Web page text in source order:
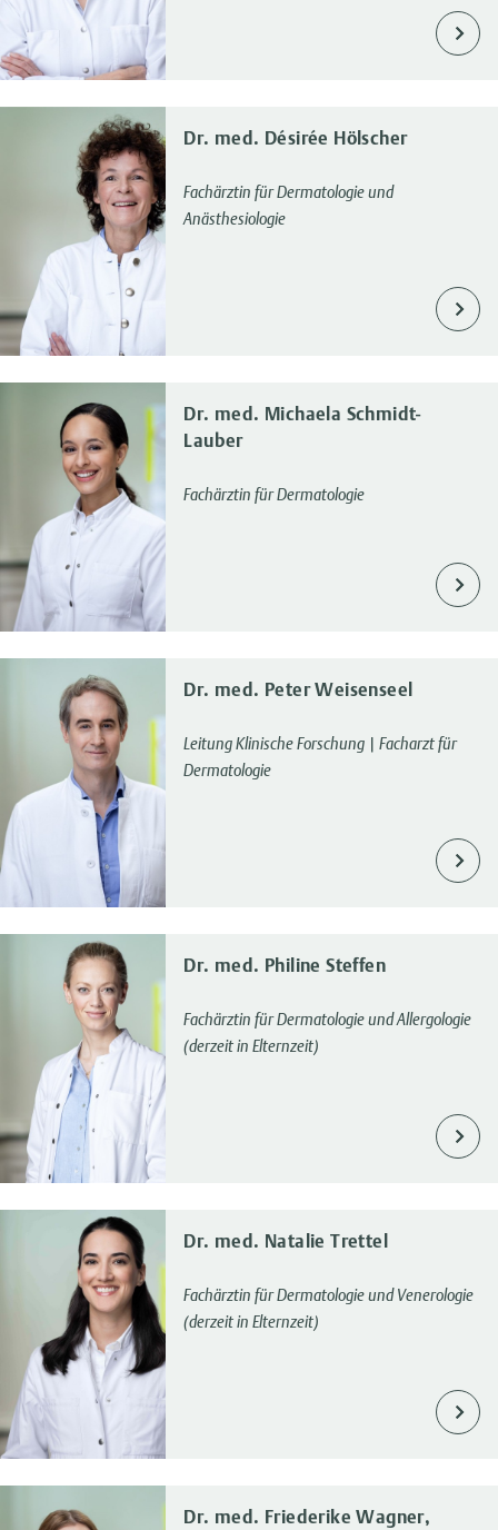
Dr. med. Désirée Hölscher
Fachärztin für Dermatologie und
Anästhesiologie
Dr. med. Michaela Schmidt-
Lauber
Fachärztin für Dermatologie
Dr. med. Peter Weisenseel
Leitung Klinische Forschung | Facharzt für
Dermatologie
Dr. med. Philine Steffen
Fachärztin für Dermatologie und Allergologie
(derzeit in Elternzeit)
Dr. med. Natalie Trettel
Fachärztin für Dermatologie und Venerologie
(derzeit in Elternzeit)
Dr. med. Friederike Wagner,